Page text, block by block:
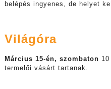
belépés ingyenes, de helyet
Világóra
Március 15-én, szombaton
termelői vásárt tartanak.